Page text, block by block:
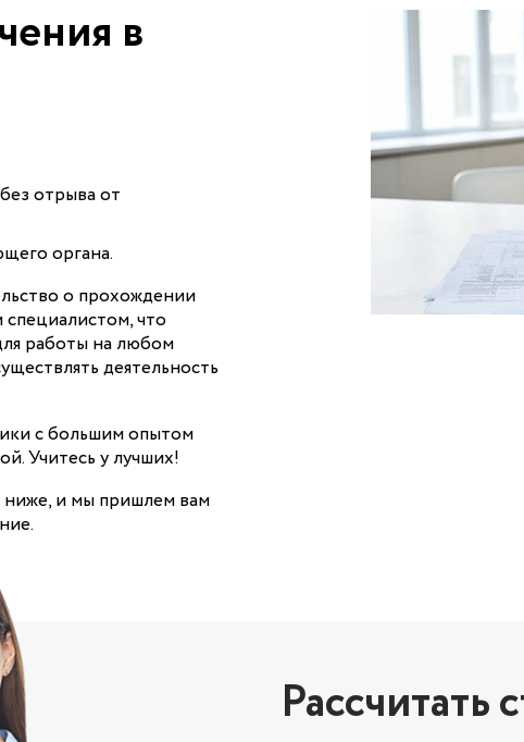
в
отрыва от
органа.
о прохождении
что
работы на любом
деятельность
с большим опытом
Учитесь у лучших!
и мы пришлем вам
Рассчитать